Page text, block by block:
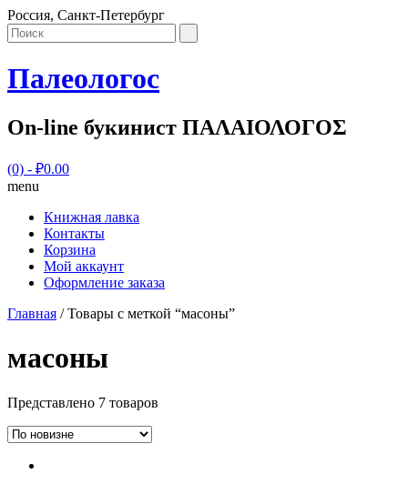
Россия, Санкт-Петербург
Палеологос
On-line букинист ΠΑΛΑΙΟΛΟΓΟΣ
(0) - ₽0.00
menu
Книжная лавка
Контакты
Корзина
Мой аккаунт
Оформление заказа
Главная / Товары с меткой “масоны”
масоны
Представлено 7 товаров